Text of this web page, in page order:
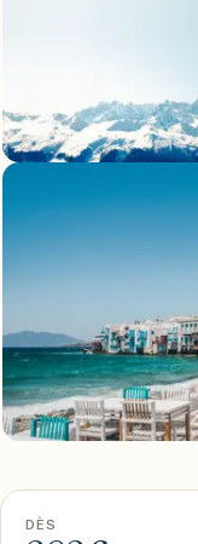
DÈS